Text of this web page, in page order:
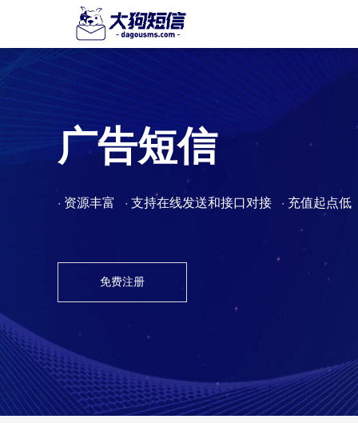
广告短信
· 资源丰富 · 支持在线发送和接口对接 · 充值起点低
免费注册